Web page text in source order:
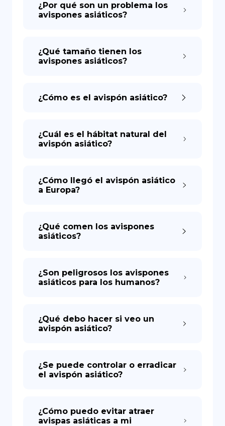
¿Por qué son un problema los
avispones asiáticos?
¿Qué tamaño tienen los
avispones asiáticos?
¿Cómo es el avispón asiático?
¿Cuál es el hábitat natural del
avispón asiático?
¿Cómo llegó el avispón asiático
a Europa?
¿Qué comen los avispones
asiáticos?
¿Son peligrosos los avispones
asiáticos para los humanos?
¿Qué debo hacer si veo un
avispón asiático?
¿Se puede controlar o erradicar
el avispón asiático?
¿Cómo puedo evitar atraer
avispas asiáticas a mi